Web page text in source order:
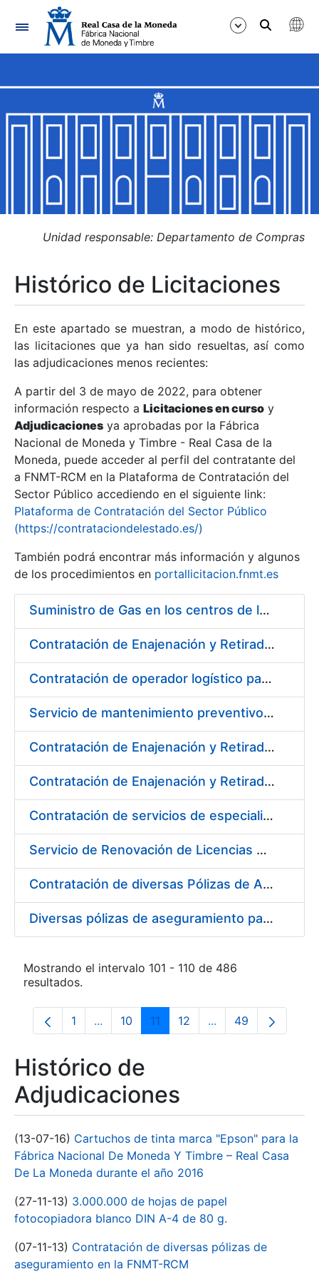
Navegación
Mostrar/Ocultar
Mostrar/Ocultar
Mostrar/Ocultar
Mostrar/Ocultar
Mostrar/Ocultar
Mostrar/Ocultar
Unidad responsable: Departamento de Compras
Histórico de Licitaciones
En este apartado se muestran, a modo de histórico,
las licitaciones que ya han sido resueltas, así como
las adjudicaciones menos recientes:
A partir del 3 de mayo de 2022, para obtener
información respecto a Licitaciones en curso y
Adjudicaciones ya aprobadas por la Fábrica
Nacional de Moneda y Timbre - Real Casa de la
Moneda, puede acceder al perfil del contratante del
a FNMT-RCM en la Plataforma de Contratación del
Sector Público accediendo en el siguiente link:
Plataforma de Contratación del Sector Público
(https://contrataciondelestado.es/)
También podrá encontrar más información y algunos
de los procedimientos en portallicitacion.fnmt.es
Suministro de Gas en los centros de la FNMT-RCM de Madrid y Burgos, durante el año 2020
Contratación de Enajenación y Retirada de Recortes Sobrantes y Desperdicios de Papel Impreso y no Impreso durante el Año 2020
Contratación de operador logístico para distintos servicios de transporte de seguridad de mercancías de la Fábrica Nacional de Moneda y Timbre - Real Casa de la Moneda
Servicio de mantenimiento preventivo de la instalación del sistema centralizado de recogida de papelote de timbre e imprenta
Contratación de Enajenación y Retirada de Residuos de PVC, Policarbonato y Plásticos durante el año 2020
Contratación de Enajenación y Retirada de Chatarra de Hierro, Acero y Chapa de la RCM-FNMT
Contratación de servicios de especialistas técnicos en prevención y extinción de incendios para los centros de Madrid y Burgos de la FNMT-RCM
Servicio de Renovación de Licencias Adobe
Contratación de diversas Pólizas de Aseguramiento para la Fábrica Nacional de Moneda y Timbre - Real Casa de la Moneda
Diversas pólizas de aseguramiento para la Fábrica Nacional de Moneda y Timbre - Real Casa de la Moneda
Mostrando el intervalo 101 - 110 de 486
resultados.
Página
1 ...Páginas intermedias Use TAB para
Página
10 Página
11 Página
12 ...PáginasPágina
49
Histórico de
Adjudicaciones
(13-07-16) Cartuchos de tinta marca "Epson" para la
Fábrica Nacional De Moneda Y Timbre – Real Casa
De La Moneda durante el año 2016
(27-11-13) 3.000.000 de hojas de papel
fotocopiadora blanco DIN A-4 de 80 g.
(07-11-13) Contratación de diversas pólizas de
aseguramiento en la FNMT-RCM